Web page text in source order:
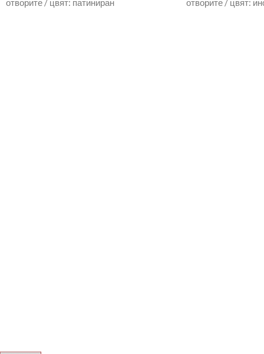
отворите / цвят: патиниран
отворите / цвят: